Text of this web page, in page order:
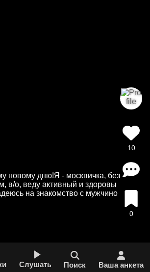
новому дню!Я - москвичка, без
в/о, веду активный и здоровы
на знакомство с мужчино
10
0
Слушать Поиск Ваша анкета